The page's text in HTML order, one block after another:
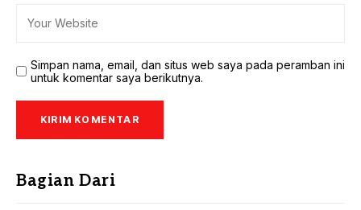
Simpan nama, email, dan situs web saya pada peramban ini
untuk komentar saya berikutnya.
Bagian Dari